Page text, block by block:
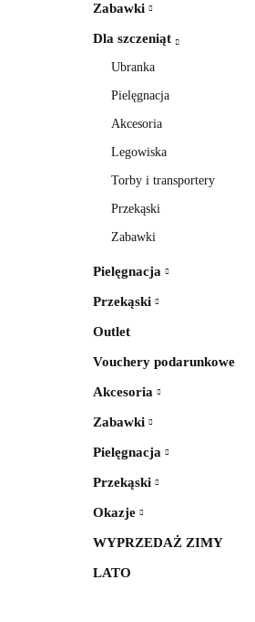
Zabawki
Dla szczeniąt
Ubranka
Pielęgnacja
Akcesoria
Legowiska
Torby i transportery
Przekąski
Zabawki
Pielęgnacja
Przekąski
Outlet
Vouchery podarunkowe
Akcesoria
Zabawki
Pielęgnacja
Przekąski
Okazje
WYPRZEDAŻ ZIMY
LATO